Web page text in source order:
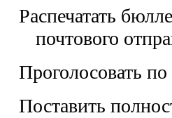
Распечатать
почтового
Проголосовать
Поставить